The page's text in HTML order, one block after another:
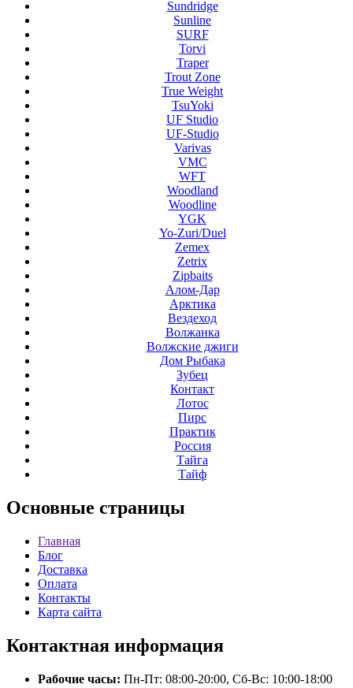
Sundridge
Sunline
SURF
Torvi
Traper
Trout Zone
True Weight
TsuYoki
UF Studio
UF-Studio
Varivas
VMC
WFT
Woodland
Woodline
YGK
Yo-Zuri/Duel
Zemex
Zetrix
Zipbaits
Алом-Дар
Арктика
Вездеход
Волжанка
Волжские джиги
Дом Рыбака
Зубец
Контакт
Лотос
Пирс
Практик
Россия
Тайга
Тайф
Основные страницы
Главная
Блог
Доставка
Оплата
Контакты
Карта сайта
Контактная информация
Рабочие часы: Пн-Пт: 08:00-20:00, Сб-Вс: 10:00-18:00